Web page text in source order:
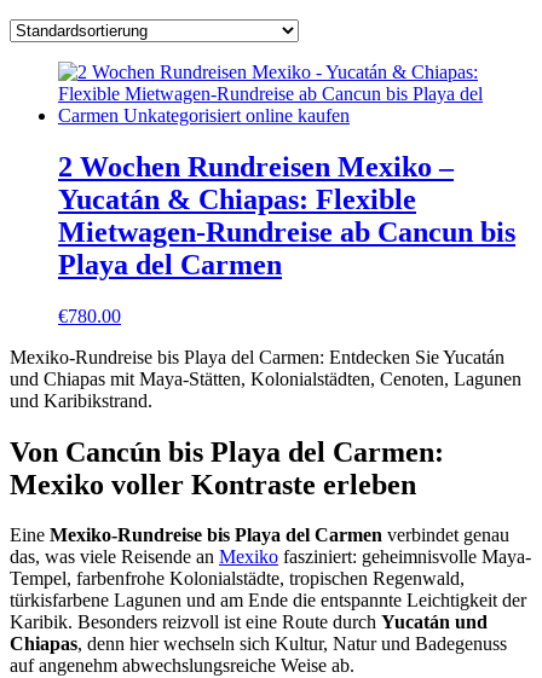
2 Wochen Rundreisen Mexiko –
Yucatán & Chiapas: Flexible
Mietwagen-Rundreise ab Cancun bis
Playa del Carmen
€780.00
Mexiko-Rundreise bis Playa del Carmen: Entdecken Sie Yucatán
und Chiapas mit Maya-Stätten, Kolonialstädten, Cenoten, Lagunen
und Karibikstrand.
Von Cancún bis Playa del Carmen:
Mexiko voller Kontraste erleben
Eine Mexiko-Rundreise bis Playa del Carmen verbindet genau
das, was viele Reisende an Mexiko fasziniert: geheimnisvolle Maya-
Tempel, farbenfrohe Kolonialstädte, tropischen Regenwald,
türkisfarbene Lagunen und am Ende die entspannte Leichtigkeit der
Karibik. Besonders reizvoll ist eine Route durch Yucatán und
Chiapas, denn hier wechseln sich Kultur, Natur und Badegenuss
auf angenehm abwechslungsreiche Weise ab.